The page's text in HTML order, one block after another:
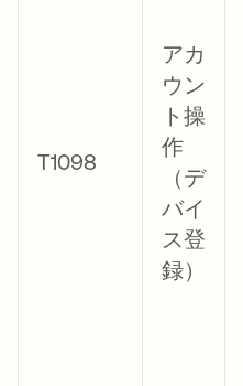
T1098
アカ
ウン
ト操
作
（デ
バイ
ス登
録）